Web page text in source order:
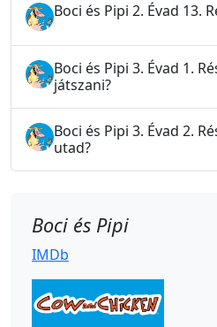
Boci és Pipi 2. Évad 13.
Boci és Pipi 3. Évad 1.
játszani?
Boci és Pipi 3. Évad 2.
utad?
Boci és Pipi
IMDb